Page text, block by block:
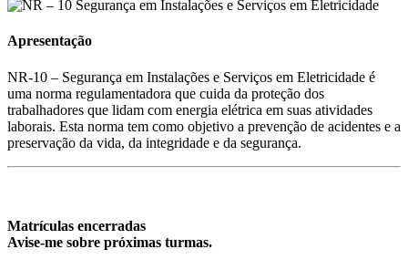
Apresentação
NR-10 – Segurança em Instalações e Serviços em Eletricidade é
uma norma regulamentadora que cuida da proteção dos
trabalhadores que lidam com energia elétrica em suas atividades
laborais. Esta norma tem como objetivo a prevenção de acidentes e a
preservação da vida, da integridade e da segurança.
Matrículas encerradas
Avise-me sobre próximas turmas.